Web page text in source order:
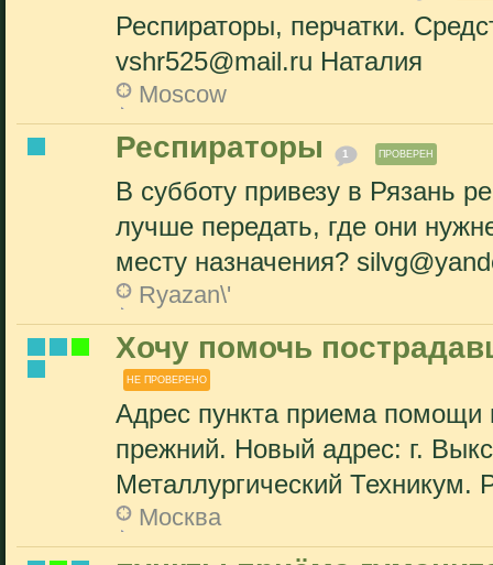
Респираторы, перчатки.
vshr525@mail.ru Наталия
Moscow
Респираторы 1 ПРОВЕРЕН
В субботу привезу в Рязань
лучше передать, где они
месту назначения?
Ryazan\'
Хочу помочь
НЕ ПРОВЕРЕНО
Адрес пункта приема помощи
прежний. Новый адрес: г.
Металлургический Техникум.
Москва